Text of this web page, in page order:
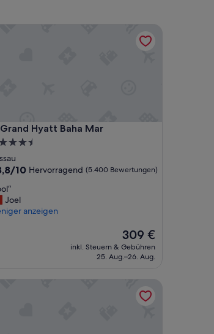
OnlyHyatt Baha Mar
Hyatt Baha Mar
10 Hervorragend (5.400 Bewertungen)
Joel
anzeigen
Der
Preis
beträgt
309 €
inkl. Steuern & Gebühren
25. Aug.–26. Aug.